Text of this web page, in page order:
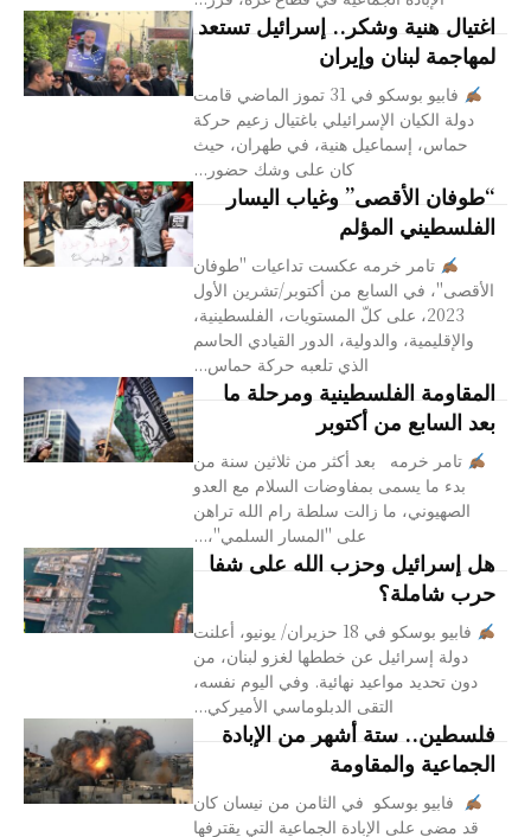
اغتيال هنية وشكر.. إسرائيل تستعد
لمهاجمة لبنان وإيران
فابيو بوسكو في 31 تموز الماضي قامت
دولة الكيان الإسرائيلي باغتيال زعيم حركة
حماس، إسماعيل هنية، في طهران، حيث
كان على وشك حضور...
“طوفان الأقصى” وغياب اليسار
الفلسطيني المؤلم
تامر خرمه عكست تداعيات "طوفان
الأقصى"، في السابع من أكتوبر/تشرين الأول
2023، على كلّ المستويات، الفلسطينية،
والإقليمية، والدولية، الدور القيادي الحاسم
الذي تلعبه حركة حماس...
المقاومة الفلسطينية ومرحلة ما
بعد السابع من أكتوبر
تامر خرمه بعد أكثر من ثلاثين سنة من
بدء ما يسمى بمفاوضات السلام مع العدو
الصهيوني، ما زالت سلطة رام الله تراهن
على "المسار السلمي"،...
هل إسرائيل وحزب الله على شفا
حرب شاملة؟
فابيو بوسكو في 18 حزيران/ يونيو، أعلنت
دولة إسرائيل عن خططها لغزو لبنان، من
دون تحديد مواعيد نهائية. وفي اليوم نفسه،
التقى الدبلوماسي الأميركي...
فلسطين.. ستة أشهر من الإبادة
الجماعية والمقاومة
فابيو بوسكو في الثامن من نيسان كان
قد مضى على الإبادة الجماعية التي يقترفها